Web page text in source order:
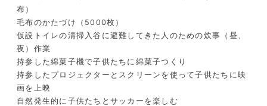
布）
毛布のかたづけ（5000枚）
仮設トイレの清掃入谷に避難してきた人のための炊事（昼、
夜）作業
持参した綿菓子機で子供たちに綿菓子つくり
持参したプロジェクターとスクリーンを使って子供たちに映
画を上映
自然発生的に子供たちとサッカーを楽しむ